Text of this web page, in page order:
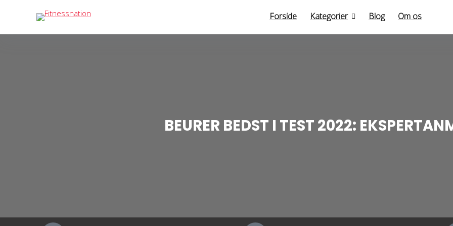
Forside Kategorier Blog Om os
BEURER BEDST I TEST 2022: